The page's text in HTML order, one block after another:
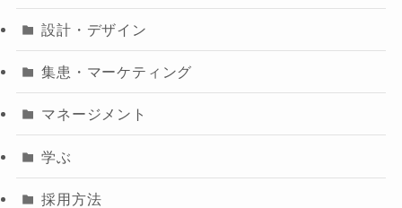
設計・デザイン
集患・マーケティング
マネージメント
学ぶ
採用方法